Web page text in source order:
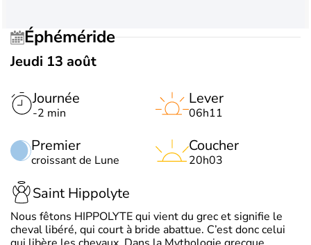
Éphéméride
Jeudi 13 août
Journée
-2 min
Premier
croissant de Lune
Lever
06h11
Coucher
20h03
Saint Hippolyte
Nous fêtons HIPPOLYTE qui vient du grec et signifie le
cheval libéré, qui court à bride abattue. C’est donc celui